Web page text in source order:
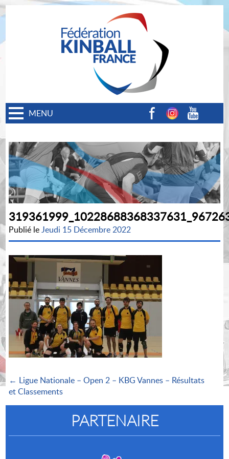
MENU
Publié leJeudi 15 Décembre 2022
← Ligue Nationale – Open 2 – KBG Vannes – Résultats
et Classements
PARTENAIRE